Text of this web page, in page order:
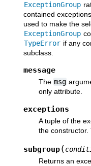
ExceptionGroup
contained
used to make the
ExceptionGroup
TypeError if any
subclass.
message
The msg
only attribute.
exceptions
A tuple of the
the constructor.
subgroup(
Returns an